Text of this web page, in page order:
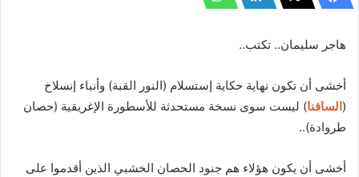
هاجر سليمان.. تكتب..
أخشى أن تكون نهاية حكاية إستسلام (النور القبة) وأنباء إنسلاخ
(السافنا) ليست سوى نسخة مستحدثة للأسطورة الإغريقية (حصان
طروادة)..
أخشى أن يكون هؤلاء هم جنود الحصان الخشبي الذين أقدموا على